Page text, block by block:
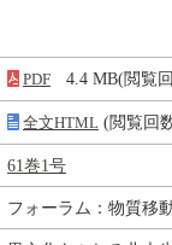
PDF 4.4 MB(閲覧
全文HTML (閲覧回
61巻1号
フォーラム：物質移